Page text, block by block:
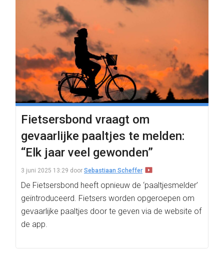
Fietsersbond vraagt om
gevaarlijke paaltjes te melden:
“Elk jaar veel gewonden”
3 juni 2025 13:29 door Sebastiaan Scheffer
De Fietsersbond heeft opnieuw de ‘paaltjesmelder’
geïntroduceerd. Fietsers worden opgeroepen om
gevaarlijke paaltjes door te geven via de website of
de app.